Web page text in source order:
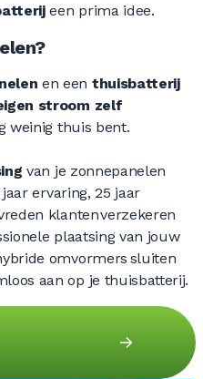
een prima idee.
en een thuisbatterij
stroom zelf
weinig thuis bent.
van je zonnepanelen
ervaring, 25 jaar
klanten verzekeren
plaatsing van jouw
omvormers sluiten
aan op je thuisbatterij.